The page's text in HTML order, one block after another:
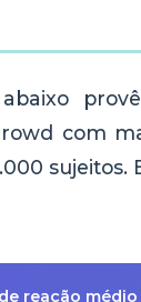
com
reação médio